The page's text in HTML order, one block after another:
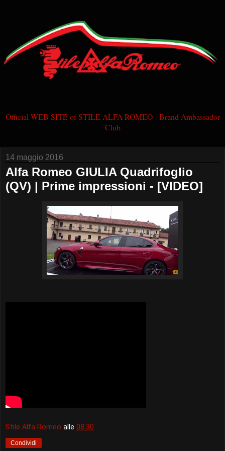
Official WEB SITE of STILE ALFA ROMEO - Brand Ambassador
Club
14 maggio 2016
Alfa Romeo GIULIA Quadrifoglio
(QV) | Prime impressioni - [VIDEO]
Stile Alfa Romeo alle 08:30
Condividi